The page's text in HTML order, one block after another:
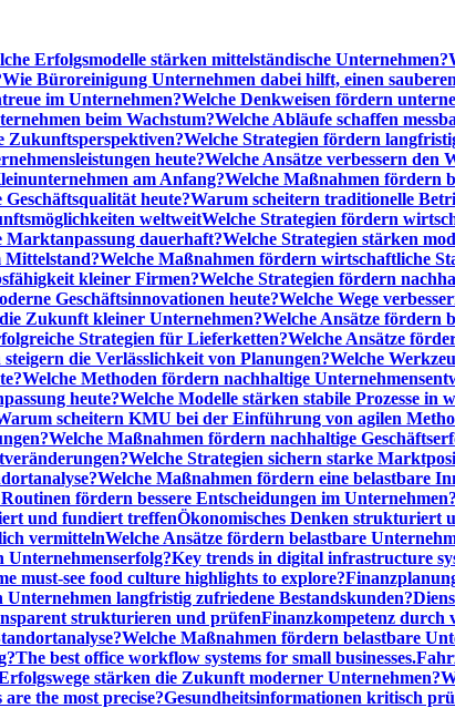
Erfolgsmodelle stärken mittelständische Unternehmen?
Wie Büroreinigung Unternehmen dabei hilft, einen
im Unternehmen?Welche Denkweisen fördern
beim Wachstum?Welche Abläufe schaffen
Zukunftsperspektiven?Welche Strategien fördern
heute?Welche Ansätze verbessern den
am Anfang?Welche Maßnahmen fördern
heute?Warum scheitern traditionelle
weltweitWelche Strategien fördern
Marktanpassung dauerhaft?Welche Strategien stärken
Mittelstand?Welche Maßnahmen fördern wirtschaftliche
kleiner Firmen?Welche Strategien fördern
Geschäftsinnovationen heute?Welche Wege
Zukunft kleiner Unternehmen?Welche Ansätze fördern
Strategien für Lieferketten?Welche Ansätze
die Verlässlichkeit von Planungen?Welche
Welche Methoden fördern nachhaltige
heute?Welche Modelle stärken stabile Prozesse in
scheitern KMU bei der Einführung von agilen
Welche Maßnahmen fördern nachhaltige
Welche Strategien sichern starke
Welche Maßnahmen fördern eine belastbare
fördern bessere Entscheidungen im Unternehmen?
und fundiert treffenÖkonomisches Denken strukturiert
vermittelnWelche Ansätze fördern belastbare
Unternehmenserfolg?Key trends in digital infrastructure
must-see food culture highlights to explore?
Unternehmen langfristig zufriedene Bestandskunden?
strukturieren und prüfenFinanzkompetenz durch
Welche Maßnahmen fördern belastbare
The best office workflow systems for small businesses.
stärken die Zukunft moderner Unternehmen?
the most precise?Gesundheitsinformationen kritisch